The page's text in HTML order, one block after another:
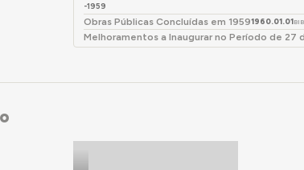
-1959
Obras Públicas Concluídas em 19591960.01.01
Melhoramentos a Inaugurar no Período de 27